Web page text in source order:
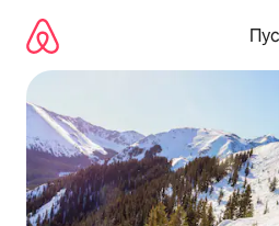
съдържанието